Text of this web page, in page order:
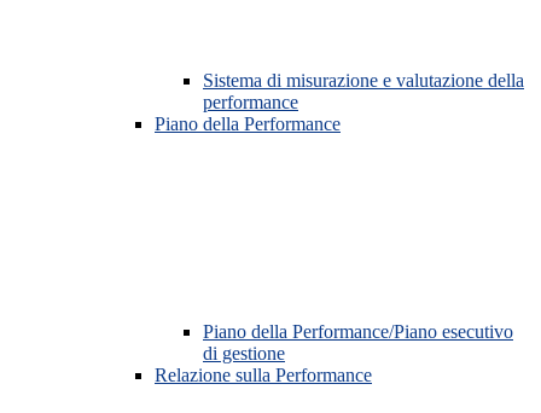
Sistema di misurazione e valutazione della
performance
Piano della Performance
Piano della Performance/Piano esecutivo
di gestione
Relazione sulla Performance